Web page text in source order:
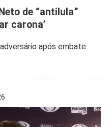
de “antilula”
carona’
após embate